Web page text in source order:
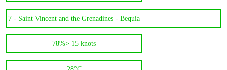
7 - Saint Vincent and the Grenadines - Bequia
78%> 15 knots